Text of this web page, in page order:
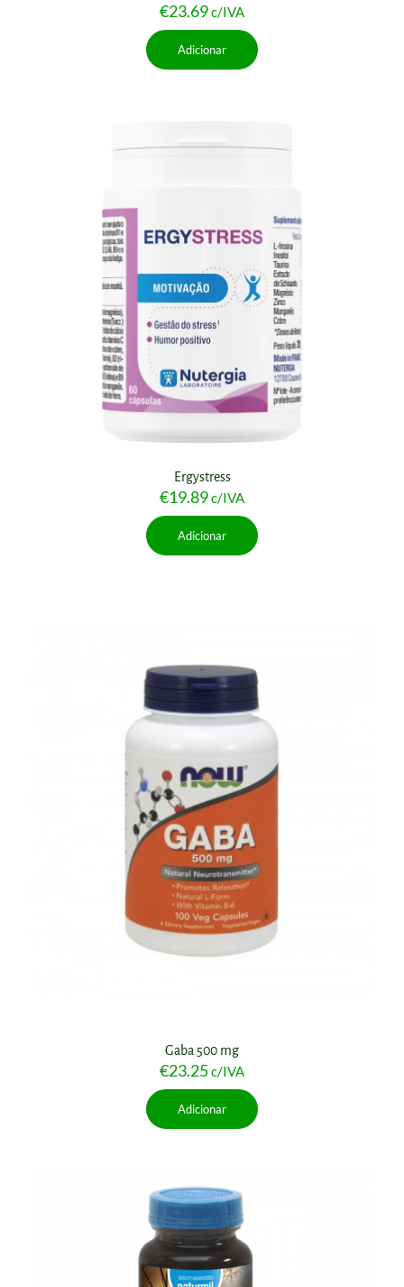
€23.69c/IVA
Adicionar
Ergystress
€19.89c/IVA
Adicionar
Gaba 500 mg
€23.25c/IVA
Adicionar